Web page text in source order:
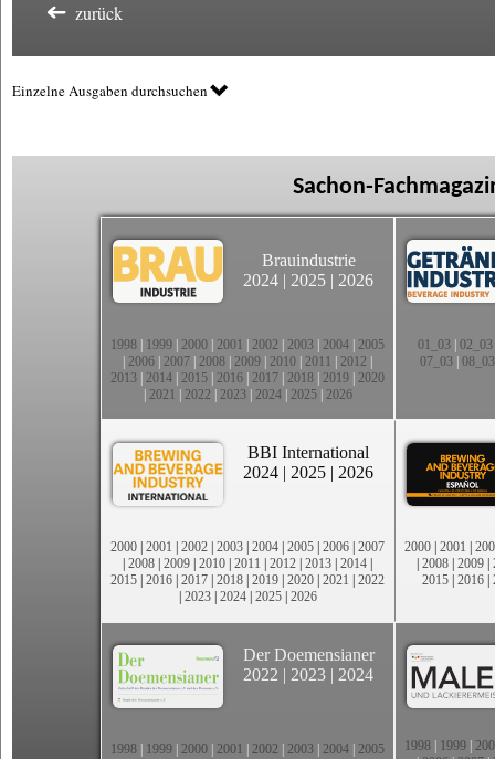
zurück
Einzelne Ausgaben durchsuchen
Sachon-
Brauindustrie
2024 | 2025 | 2026
1998 1999 2000 2001 2002 2003 2004 2005
2006 2007 2008 2009 2010 2011 2012
2013 2014 2015 2016 2017 2018 2019 2020
2021 2022 2023| 2024| 2025| 2026
01_03| 02_03
07_03 08_03
BBI International
2024 | 2025 | 2026
2000 | 2001 | 2002 | 2003 | 2004 | 2005 | 2006 | 2007
| 2008 | 2009 | 2010 | 2011 | 2012 | 2013 | 2014 |
2015 | 2016 | 2017 | 2018 | 2019 | 2020 | 2021 | 2022
| 2023| 2024| 2025| 2026
2000 | 2001 |
| 2008 | 2009 |
2015 | 2016 |
Der Doemensianer
2022 | 2023 | 2024
1998 1999 2000 2001 2002 2003 2004 2005
1998 1999